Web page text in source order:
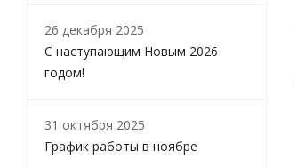
26 декабря 2025
С наступающим Новым 2026
годом!
31 октября 2025
График работы в ноябре